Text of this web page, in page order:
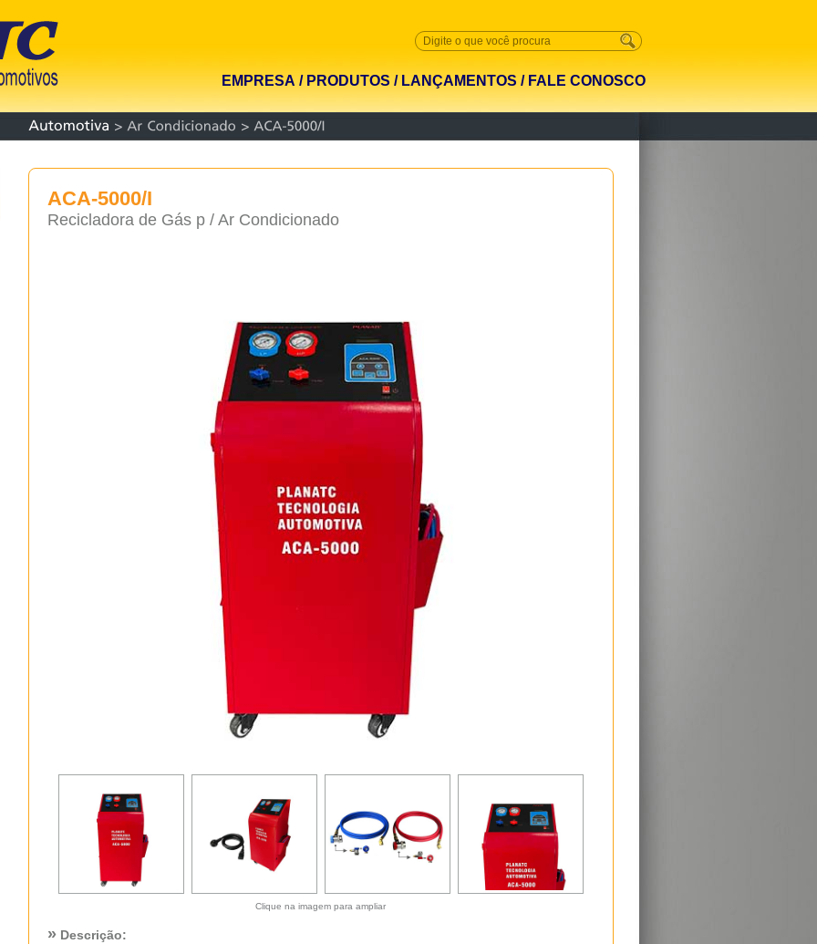
FALE CONOSCO
LANÇAMENTOS /
PRODUTOS /
EMPRESA /
ACA-5000/I
Recicladora de Gás p / Ar Condicionado
Clique na imagem para ampliar
»Descrição: